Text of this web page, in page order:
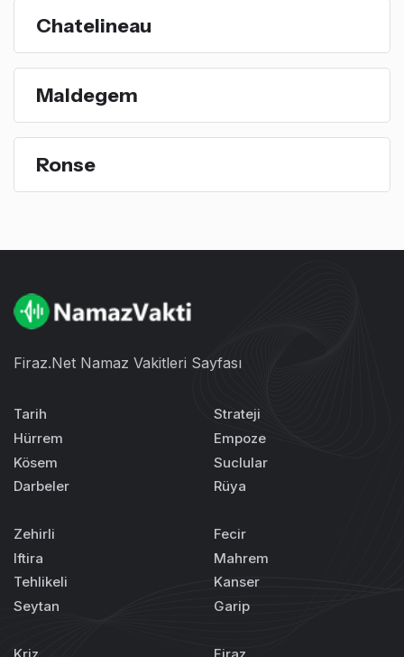
Chatelineau
Maldegem
Ronse
Firaz.Net Namaz Vakitleri Sayfası
Tarih
Hürrem
Kösem
Darbeler
Strateji
Empoze
Suclular
Rüya
Zehirli
Iftira
Tehlikeli
Seytan
Fecir
Mahrem
Kanser
Garip
Kriz Firaz